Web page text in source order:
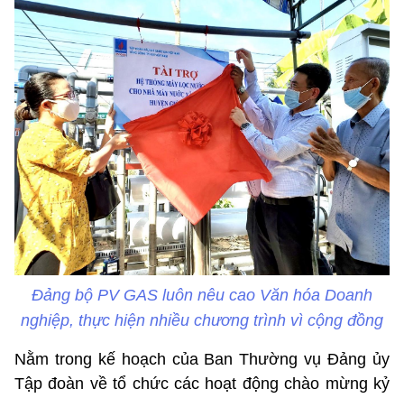
Đảng bộ PV GAS luôn nêu cao Văn hóa Doanh
nghiệp, thực hiện nhiều chương trình vì cộng đồng
Nằm trong kế hoạch của Ban Thường vụ Đảng ủy
Tập đoàn về tổ chức các hoạt động chào mừng kỷ